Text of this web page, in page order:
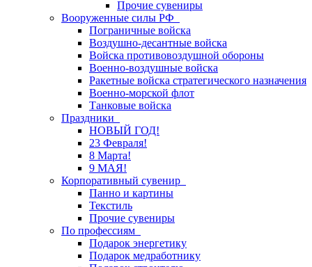
Прочие сувениры
Вооруженные силы РФ
Пограничные войска
Воздушно-десантные войска
Войска противовоздушной обороны
Военно-воздушные войска
Ракетные войска стратегического назначения
Военно-морской флот
Танковые войска
Праздники
НОВЫЙ ГОД!
23 Февраля!
8 Марта!
9 МАЯ!
Корпоративный сувенир
Панно и картины
Текстиль
Прочие сувениры
По профессиям
Подарок энергетику
Подарок медработнику